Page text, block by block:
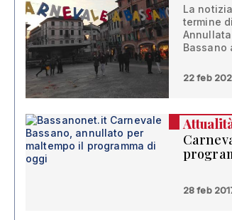
La
termine
Bassano
22 feb
28 feb